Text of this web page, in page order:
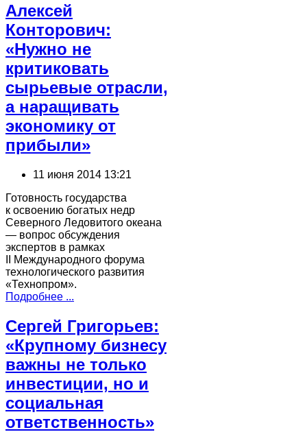
Алексей
Конторович:
«Нужно не
критиковать
сырьевые отрасли,
а наращивать
экономику от
прибыли»
11 июня 2014 13:21
Готовность государства
к освоению богатых недр
Северного Ледовитого океана
— вопрос обсуждения
экспертов в рамках
II Международного форума
технологического развития
«Технопром».
Подробнее ...
Сергей Григорьев:
«Крупному бизнесу
важны не только
инвестиции, но и
социальная
ответственность»